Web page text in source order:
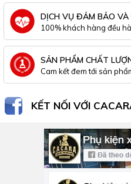
DỊCH VỤ ĐẢM BẢO VÀ
100% khách hàng đều
SẢN PHẨM CHẤT
Cam kết đem tới sản
KẾT NỐI VỚI